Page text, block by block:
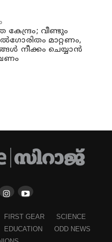
കേന്ദ്രം; വീണ്ടും
മാറ്റണം,
നീക്കം ചെയ്യാൻ
FIRST GEAR
SCIENCE
EDUCATION
ODD NEWS